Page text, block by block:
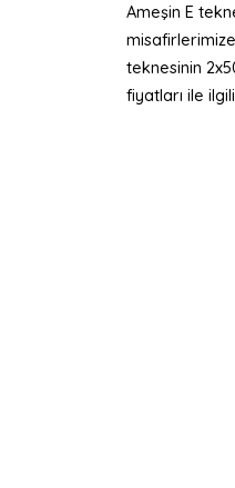
Ameşin E
teknesinin
fiyatları ile